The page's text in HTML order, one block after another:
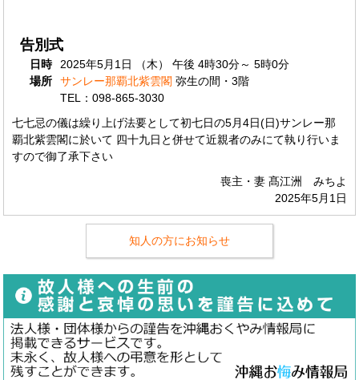
告別式
日時
2025年5月1日 （木） 午後 4時30分～ 5時0分
場所
サンレー那覇北紫雲閣 弥生の間・3階
TEL：098-865-3030
七七忌の儀は繰り上げ法要として初七日の5月4日(日)サンレー那
覇北紫雲閣に於いて 四十九日と併せて近親者のみにて執り行いま
すので御了承下さい
喪主・妻 髙江洲 みちよ
2025年5月1日
知人の方にお知らせ